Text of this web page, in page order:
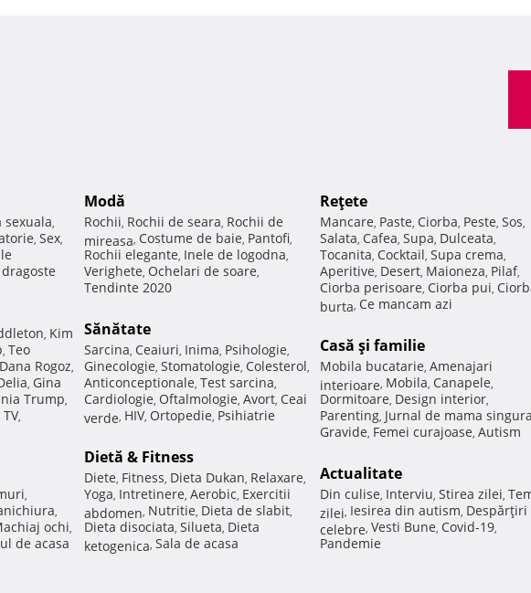
sexuala,
, Sex,
, Kim
, Teo
Dana Rogoz,
, Gina
Trump,
,
,
,
ochi,
de acasa
Modă
Rochii, Rochii de seara, Rochii de
mireasa, Costume de baie, Pantofi,
Rochii elegante, Inele de logodna,
Verighete, Ochelari de soare,
Tendinte 2020
Sănătate
Sarcina, Ceaiuri, Inima, Psihologie,
Ginecologie, Stomatologie, Colesterol,
Anticonceptionale, Test sarcina,
Cardiologie, Oftalmologie, Avort, Ceai
verde, HIV, Ortopedie, Psihiatrie
Dietă & Fitness
Diete, Fitness, Dieta Dukan, Relaxare,
Yoga, Intretinere, Aerobic, Exercitii
abdomen, Nutritie, Dieta de slabit,
Dieta disociata, Silueta, Dieta
ketogenica, Sala de acasa
Reţete
Mancare, Paste, Ciorba, Peste, Sos,
Salata, Cafea, Supa, Dulceata,
Tocanita, Cocktail, Supa crema,
Aperitive, Desert, Maioneza, Pilaf,
Ciorba perisoare, Ciorba pui,
burta, Ce mancam azi
Casă şi familie
Mobila bucatarie, Amenajari
interioare, Mobila, Canapele,
Dormitoare, Design interior,
Parenting, Jurnal de mama singura
Gravide, Femei curajoase, Autism
Actualitate
Din culise, Interviu, Stirea zilei,
zilei, Iesirea din autism, Despărţiri
celebre, Vesti Bune, Covid-19,
Pandemie